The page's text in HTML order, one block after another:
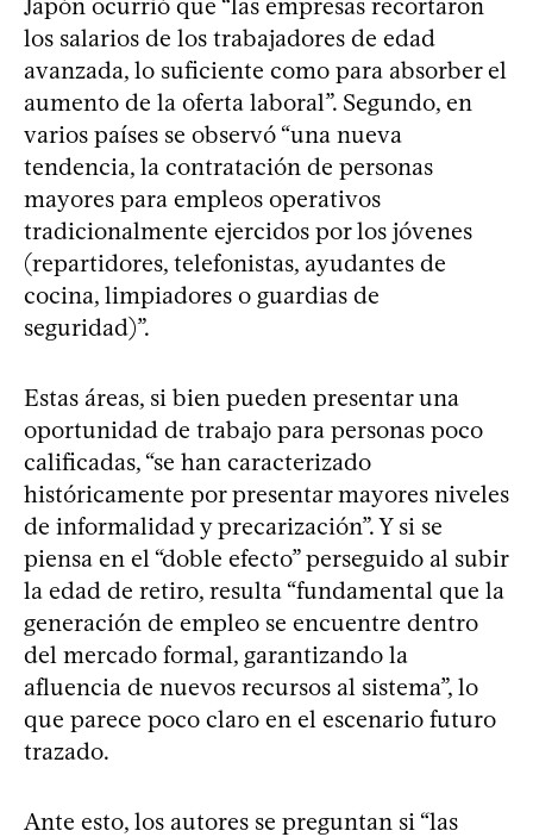
los salarios de los trabajadores de edad
avanzada, lo suficiente como para absorber el
aumento de la oferta laboral”. Segundo, en
varios países se observó “una nueva
tendencia, la contratación de personas
mayores para empleos operativos
tradicionalmente ejercidos por los jóvenes
(repartidores, telefonistas, ayudantes de
cocina, limpiadores o guardias de
seguridad)”.
Estas áreas, si bien pueden presentar una
oportunidad de trabajo para personas poco
calificadas, “se han caracterizado
históricamente por presentar mayores niveles
de informalidad y precarización”. Y si se
piensa en el “doble efecto” perseguido al subir
la edad de retiro, resulta “fundamental que la
generación de empleo se encuentre dentro
del mercado formal, garantizando la
afluencia de nuevos recursos al sistema”, lo
que parece poco claro en el escenario futuro
trazado.
Ante esto, los autores se preguntan si “las